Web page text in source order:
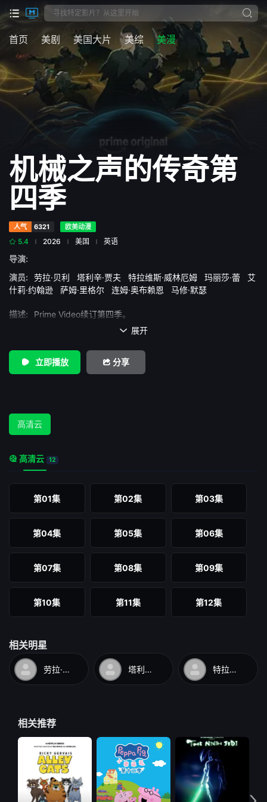
首页 美剧 美国大片 美综 美漫
机械之声的传奇第
四季
人气 6321 欧美动漫
5.4 2026 美国 英语
导演:
演员:
劳拉·贝利 塔利辛·贾夫 特拉维斯·威林厄姆 玛丽莎·蕾
艾
什莉·约翰逊
萨姆·里格尔 连姆·奥布赖恩 马修·默瑟
描述: Prime Video续订第四季。
 展开
立即播放 分享
高清云
高清云 12
第01集 第02集 第03集
第04集 第05集 第06集
第07集 第08集 第09集
第10集 第11集 第12集
相关明星
劳拉·贝利 塔利辛·贾夫 特拉维斯·威林厄姆
相关推荐